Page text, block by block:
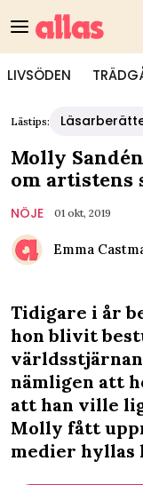
LIVSÖDEN
Lästips:
Molly
om artistens
NÖJE 01 okt, 2019
Emma
Tidigare i år
hon blivit
världsstjärnan
nämligen att
att han ville
Molly fått
medier hyllas